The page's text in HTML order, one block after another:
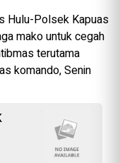
Hulu-Polsek Kapuas
mako untuk cegah
terutama
komando, Senin